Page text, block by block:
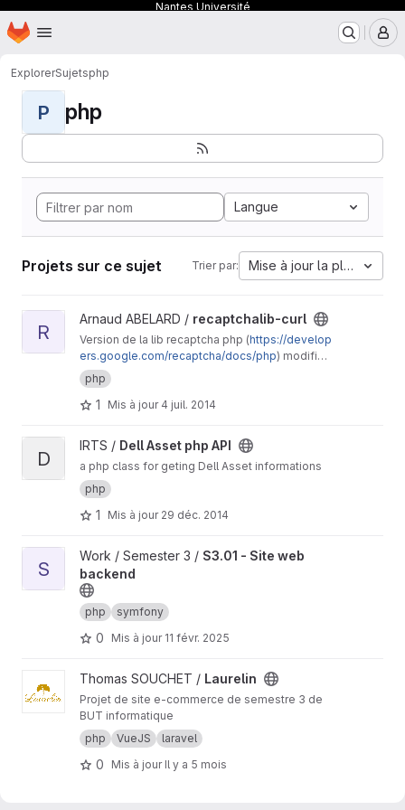
Nantes Université
Passer au contenu principal
Page d'accueil
ExplorerSujetsphp
P php
Langue
Projets sur ce sujet Trier par: Mise à jour la plus
Afficher le projet recaptchalib-curl
R
Arnaud ABELARD / recaptchalib-curl
Version de la lib recaptcha php (https://develop
ers.google.com/recaptcha/docs/php) modifiée
pour utiliser curl et supporter le proxy
php
1 Mis à jour 4 juil. 2014
Afficher le projet Dell Asset php API
D
IRTS / Dell Asset php API
a php class for geting Dell Asset informations
php
1 Mis à jour 29 déc. 2014
Afficher le projet S3.01 - Site web backend
S
Work / Semester 3 / S3.01 - Site web
backend
php symfony
0 Mis à jour 11 févr. 2025
Afficher le projet Laurelin
Thomas SOUCHET / Laurelin
Projet de site e-commerce de semestre 3 de
BUT informatique
php
VueJS laravel
0 Mis à jour Il y a 5 mois